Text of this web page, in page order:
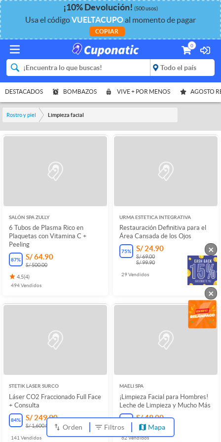
¡10%Devolución! (500 usos)
Usa el códigoVUELTACUPOal momento de pagar
COPIAR
0
DESTACADOS BOMBAZOS VIVE + POR MENOS AGOSTO
Rostro y piel Limpieza facial
SALÓN SPA ZULLY
6 Tubos de Plasma Rico en
Plaquetas con Vitamina C +
Peeling
87% S/ 64.90
S/ 500.00
4.5(4)
494Vendidos
URMA ESTETICA INTEGRATIVA
Restauración Definitiva para el
Área Cansada de los Ojos
75% S/ 24.90
S/ 69.00
S/ 99.90
29Vendidos
STETIK LASER SURCO
Láser CO2 Fraccionado Full Face
+ Consulta
84% S/ 249.90
S/ 1,600.00
141 Vendidos
MAELI SPA
¡Limpieza Facial para Hombres!
Leche de Limpieza y Mucho Más
69% S/ 49.00
S/ 160.00
62Vendidos
Orden Filtros Mapa
×
×